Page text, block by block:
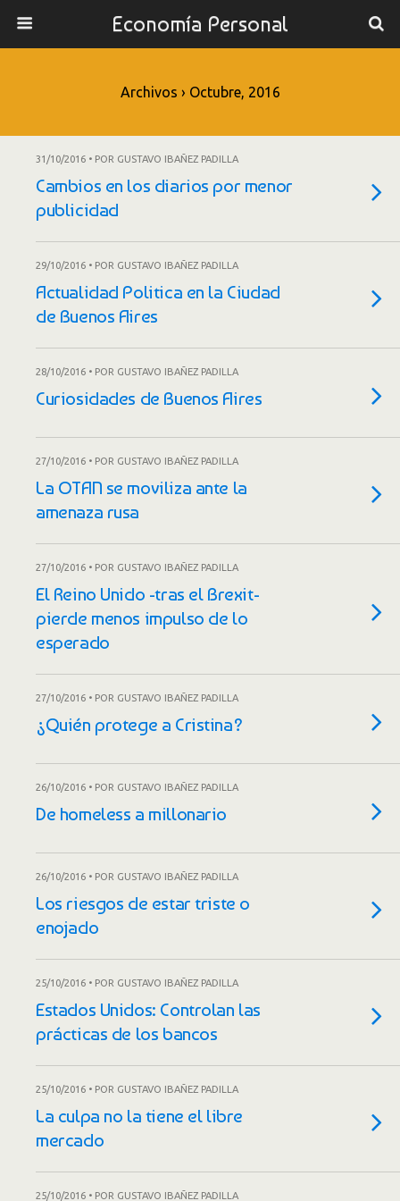
Economía Personal
Archivos › Octubre, 2016
31/10/2016 • POR GUSTAVO IBAÑEZ PADILLA
Cambios en los diarios por menor
publicidad
29/10/2016 • POR GUSTAVO IBAÑEZ PADILLA
Actualidad Politica en la Ciudad
de Buenos Aires
28/10/2016 • POR GUSTAVO IBAÑEZ PADILLA
Curiosidades de Buenos Aires
27/10/2016 • POR GUSTAVO IBAÑEZ PADILLA
La OTAN se moviliza ante la
amenaza rusa
27/10/2016 • POR GUSTAVO IBAÑEZ PADILLA
El Reino Unido -tras el Brexit-
pierde menos impulso de lo
esperado
27/10/2016 • POR GUSTAVO IBAÑEZ PADILLA
¿Quién protege a Cristina?
26/10/2016 • POR GUSTAVO IBAÑEZ PADILLA
De homeless a millonario
26/10/2016 • POR GUSTAVO IBAÑEZ PADILLA
Los riesgos de estar triste o
enojado
25/10/2016 • POR GUSTAVO IBAÑEZ PADILLA
Estados Unidos: Controlan las
prácticas de los bancos
25/10/2016 • POR GUSTAVO IBAÑEZ PADILLA
La culpa no la tiene el libre
mercado
25/10/2016 • POR GUSTAVO IBAÑEZ PADILLA